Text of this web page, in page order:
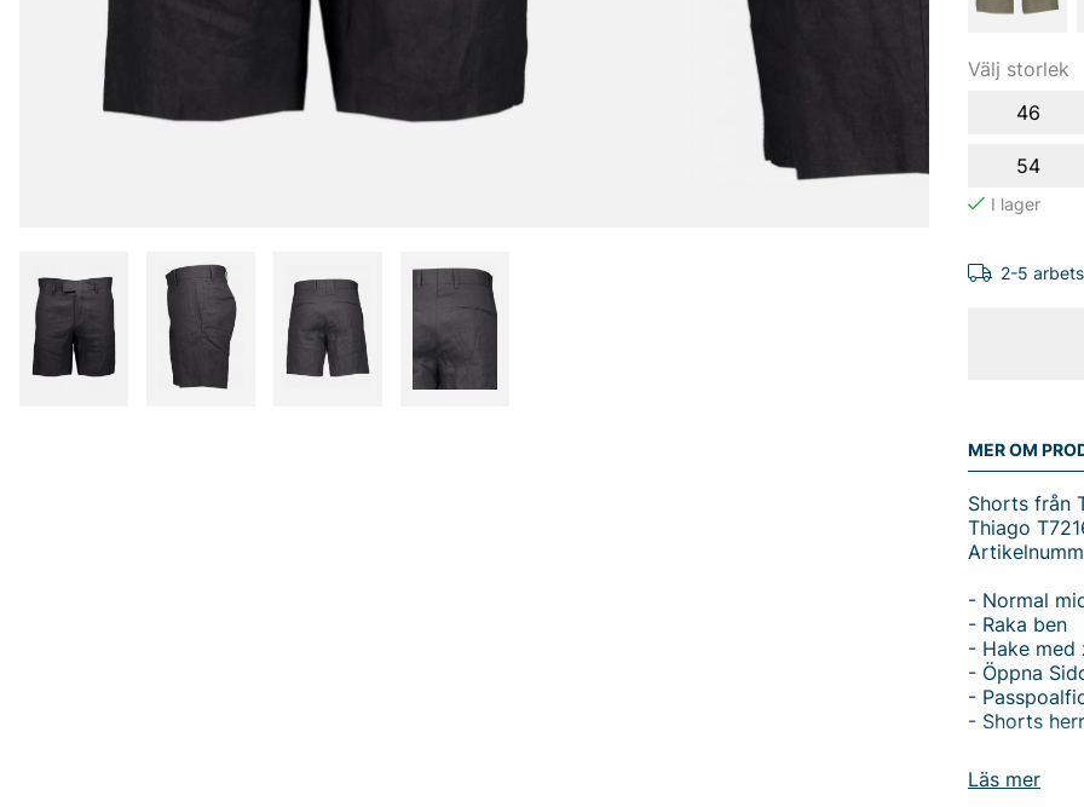
Välj storlek
46
54
2-5
MER OM
Läs mer
Shorts från
Thiago
- Normal
- Raka ben
- Hake med
- Öppna
-
- Shorts herr
Upptäck
bekväm